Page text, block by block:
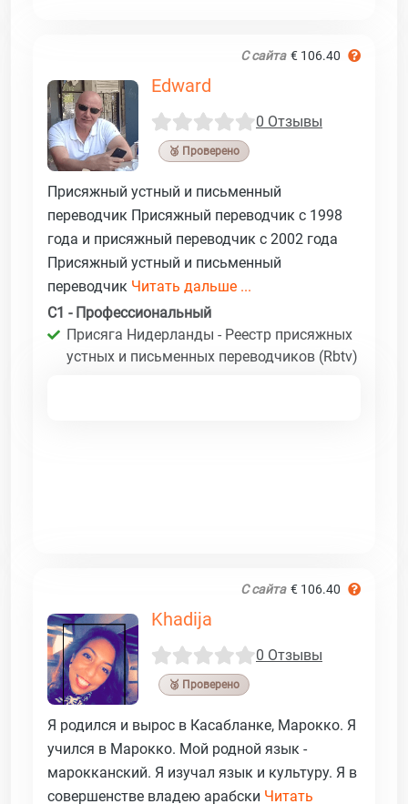
С сайта € 106.40
Edward
0 Отзывы
🥉 Проверено
Присяжный устный и письменный
переводчик Присяжный переводчик с 1998
года и присяжный переводчик с 2002 года
Присяжный устный и письменный
переводчик Читать дальше ...
C1 - Профессиональный
Присяга Нидерланды - Реестр присяжных
устных и письменных переводчиков (Rbtv)
С сайта € 106.40
Khadija
0 Отзывы
🥉 Проверено
Я родился и вырос в Касабланке, Марокко. Я
учился в Марокко. Мой родной язык -
марокканский. Я изучал язык и культуру. Я в
совершенстве владею арабски Читать